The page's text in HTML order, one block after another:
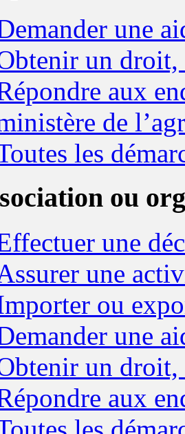
une
un droit,
aux
de
les
ou
une
une
ou
une
un droit,
aux